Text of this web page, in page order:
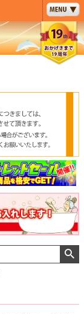
ペー
ジト
ップ
へ